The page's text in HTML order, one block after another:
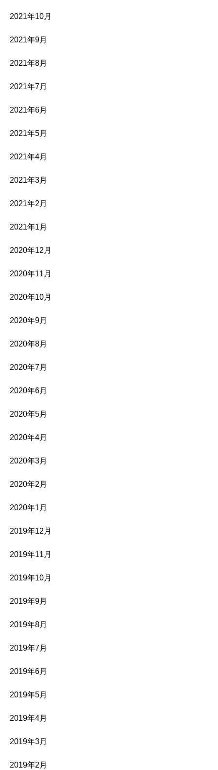
2021年10月
2021年9月
2021年8月
2021年7月
2021年6月
2021年5月
2021年4月
2021年3月
2021年2月
2021年1月
2020年12月
2020年11月
2020年10月
2020年9月
2020年8月
2020年7月
2020年6月
2020年5月
2020年4月
2020年3月
2020年2月
2020年1月
2019年12月
2019年11月
2019年10月
2019年9月
2019年8月
2019年7月
2019年6月
2019年5月
2019年4月
2019年3月
2019年2月